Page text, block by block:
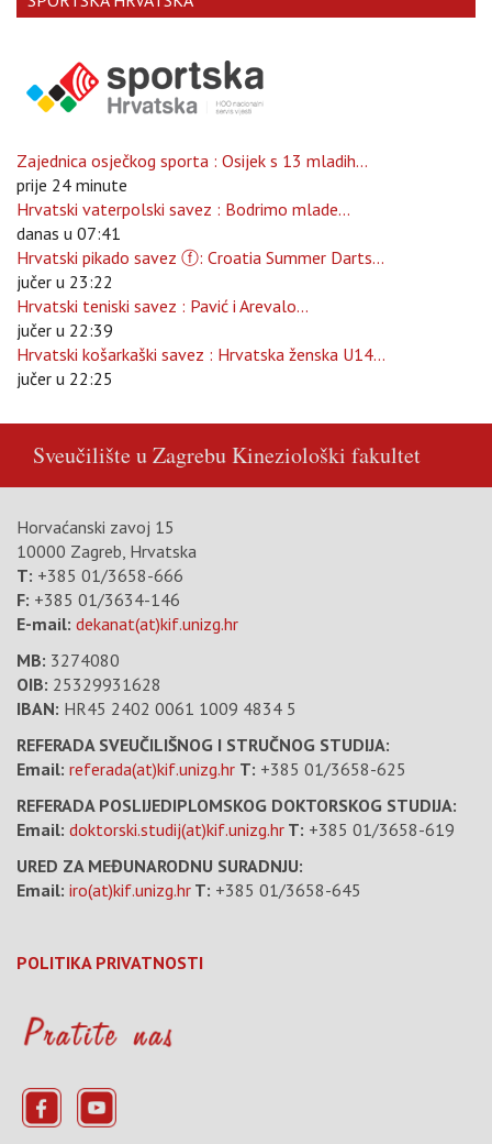
Zajednica osječkog sporta : Osijek s 13 mladih...
prije 24 minute
Hrvatski vaterpolski savez : Bodrimo mlade...
danas u 07:41
Hrvatski pikado savez ⓕ: Croatia Summer Darts...
jučer u 23:22
Hrvatski teniski savez : Pavić i Arevalo...
jučer u 22:39
Hrvatski košarkaški savez : Hrvatska ženska U14...
jučer u 22:25
Sveučilište u ZagrebuKineziološki fakultet
Horvaćanski zavoj 15
10000 Zagreb, Hrvatska
T: +385 01/3658-666
F: +385 01/3634-146
E-mail: dekanat(at)kif.unizg.hr
MB: 3274080
OIB: 25329931628
IBAN: HR45 2402 0061 1009 4834 5
REFERADA SVEUČILIŠNOG I STRUČNOG STUDIJA:
Email: referada(at)kif.unizg.hr T: +385 01/3658-625
REFERADA POSLIJEDIPLOMSKOG DOKTORSKOG STUDIJA:
Email: doktorski.studij(at)kif.unizg.hr T: +385 01/3658-619
URED ZA MEĐUNARODNU SURADNJU:
Email: iro(at)kif.unizg.hr T: +385 01/3658-645
POLITIKA PRIVATNOSTI